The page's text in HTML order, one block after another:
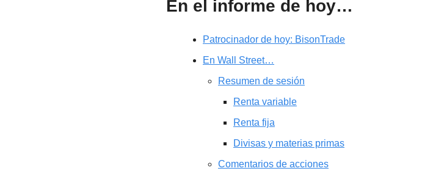
En el informe de hoy…
Patrocinador de hoy: BisonTrade
En Wall Street…
Resumen de sesión
Renta variable
Renta fija
Divisas y materias primas
Comentarios de acciones